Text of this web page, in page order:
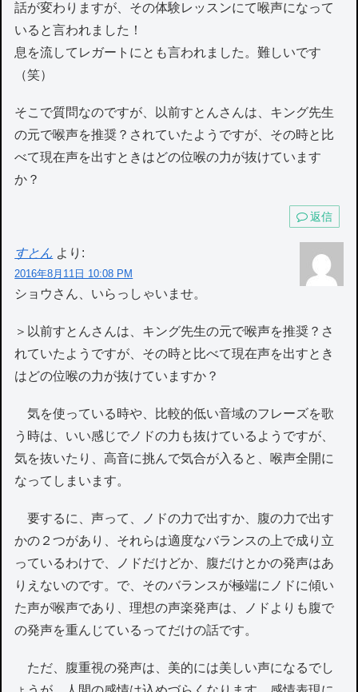
話が変わりますが、その体験レッスンにて喉声になって
いると言われました！
息を流してレガートにとも言われました。難しいです
（笑）
そこで質問なのですが、以前すとんさんは、キング先生
の元で喉声を推奨？されていたようですが、その時と比
べて現在声を出すときはどの位喉の力が抜けています
か？
返信
すとん より:
2016年8月11日 10:08 PM
ショウさん、いらっしゃいませ。
＞以前すとんさんは、キング先生の元で喉声を推奨？さ
れていたようですが、その時と比べて現在声を出すとき
はどの位喉の力が抜けていますか？
気を使っている時や、比較的低い音域のフレーズを歌
う時は、いい感じでノドの力も抜けているようですが、
気を抜いたり、高音に挑んで気合が入ると、喉声全開に
なってしまいます。
要するに、声って、ノドの力で出すか、腹の力で出す
かの２つがあり、それらは適度なバランスの上で成り立
っているわけで、ノドだけどか、腹だけとかの発声はあ
りえないのです。で、そのバランスが極端にノドに傾い
た声が喉声であり、理想の声楽発声は、ノドよりも腹で
の発声を重んじているってだけの話です。
ただ、腹重視の発声は、美的には美しい声になるでし